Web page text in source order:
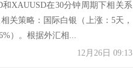
XAUUSD在30分钟周期下相关系
策略：国际白银（上涨：5天，
）。根据外汇相...
12月26日 09:13